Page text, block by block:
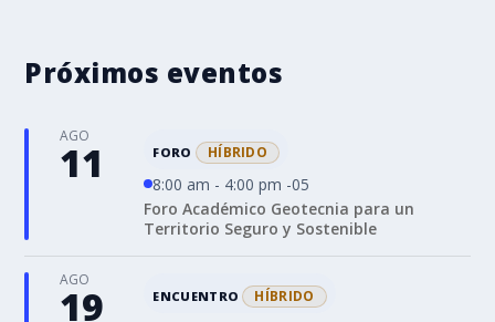
Próximos eventos
AGO
11 FORO HÍBRIDO
8:00 am - 4:00 pm -05
Foro Académico Geotecnia para un
Territorio Seguro y Sostenible
AGO
19 ENCUENTRO HÍBRIDO